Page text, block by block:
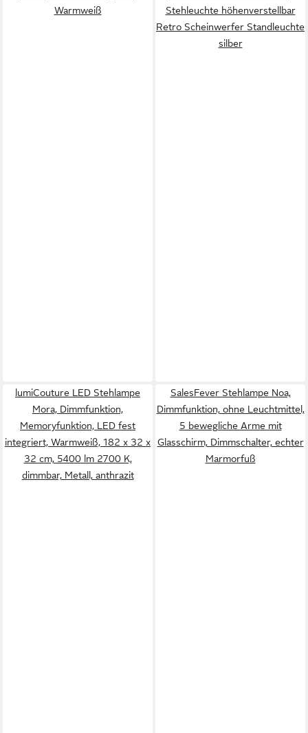
Warmweiß
Stehleuchte höhenverstellbar
Retro Scheinwerfer Standleuchte
silber
lumiCouture LED Stehlampe
Mora, Dimmfunktion,
Memoryfunktion, LED fest
integriert, Warmweiß, 182 x 32 x
32 cm, 5400 lm 2700 K,
dimmbar, Metall, anthrazit
SalesFever Stehlampe Noa,
Dimmfunktion, ohne Leuchtmittel,
5 bewegliche Arme mit
Glasschirm, Dimmschalter, echter
Marmorfuß